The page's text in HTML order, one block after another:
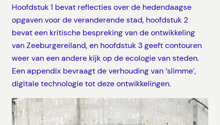
Hoofdstuk 1 bevat reflecties over de hedendaagse
opgaven voor de veranderende stad, hoofdstuk 2
bevat een kritische bespreking van de ontwikkeling
van Zeeburgereiland, en hoofdstuk 3 geeft contouren
weer van een andere kijk op de ecologie van steden.
Een appendix bevraagt de verhouding van ‘slimme’,
digitale technologie tot deze ontwikkelingen.